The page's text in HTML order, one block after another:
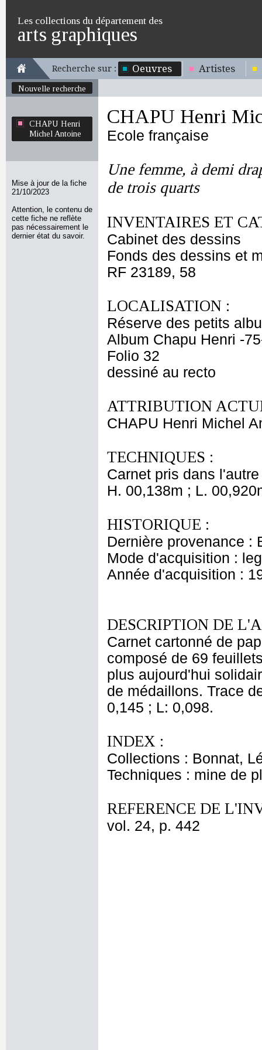
Les collections du département des
arts graphiques
Recherche sur : Oeuvres Artistes
Nouvelle recherche
CHAPU Henri
Michel Antoine
Mise à jour de la fiche
21/10/2023
Attention, le contenu de
cette fiche ne reflète
pas nécessairement le
dernier état du savoir.
CHAPU Henri
Ecole française
Une femme, à demi
de trois quarts
INVENTAIRES ET
Cabinet des dessins
Fonds des dessins et
RF 23189, 58
LOCALISATION :
Réserve des petits
Album Chapu Henri -
Folio 32
dessiné au recto
ATTRIBUTION
CHAPU Henri Michel
TECHNIQUES :
Carnet pris dans
H. 00,138m ; L.
HISTORIQUE :
Dernière provenance :
Mode d'acquisition :
Année d'acquisition :
DESCRIPTION DE
Carnet cartonné de
composé de 69
plus aujourd'hui
de médaillons. Trace
0,145 ; L: 0,098.
INDEX :
Collections : Bonnat,
Techniques : mine de
REFERENCE DE
vol. 24, p. 442